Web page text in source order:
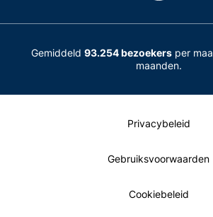
Gemiddeld 93.254 bezoekers per
maanden.
Privacybeleid
Gebruiksvoorwaarden
Cookiebeleid